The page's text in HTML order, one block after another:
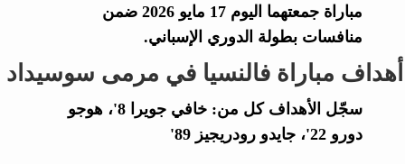
مباراة جمعتهما اليوم 17 مايو 2026 ضمن
منافسات بطولة الدوري الإسباني.
أهداف مباراة فالنسيا في مرمى سوسيداد
سجّل الأهداف كل من: خافي جويرا 8'، هوجو
دورو 22'، جايدو رودريجيز 89'